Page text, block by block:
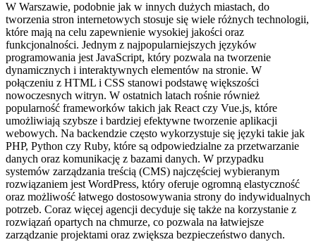
W Warszawie, podobnie jak w innych dużych miastach, do
tworzenia stron internetowych stosuje się wiele różnych technologii,
które mają na celu zapewnienie wysokiej jakości oraz
funkcjonalności. Jednym z najpopularniejszych języków
programowania jest JavaScript, który pozwala na tworzenie
dynamicznych i interaktywnych elementów na stronie. W
połączeniu z HTML i CSS stanowi podstawę większości
nowoczesnych witryn. W ostatnich latach rośnie również
popularność frameworków takich jak React czy Vue.js, które
umożliwiają szybsze i bardziej efektywne tworzenie aplikacji
webowych. Na backendzie często wykorzystuje się języki takie jak
PHP, Python czy Ruby, które są odpowiedzialne za przetwarzanie
danych oraz komunikację z bazami danych. W przypadku
systemów zarządzania treścią (CMS) najczęściej wybieranym
rozwiązaniem jest WordPress, który oferuje ogromną elastyczność
oraz możliwość łatwego dostosowywania strony do indywidualnych
potrzeb. Coraz więcej agencji decyduje się także na korzystanie z
rozwiązań opartych na chmurze, co pozwala na łatwiejsze
zarządzanie projektami oraz zwiększa bezpieczeństwo danych.